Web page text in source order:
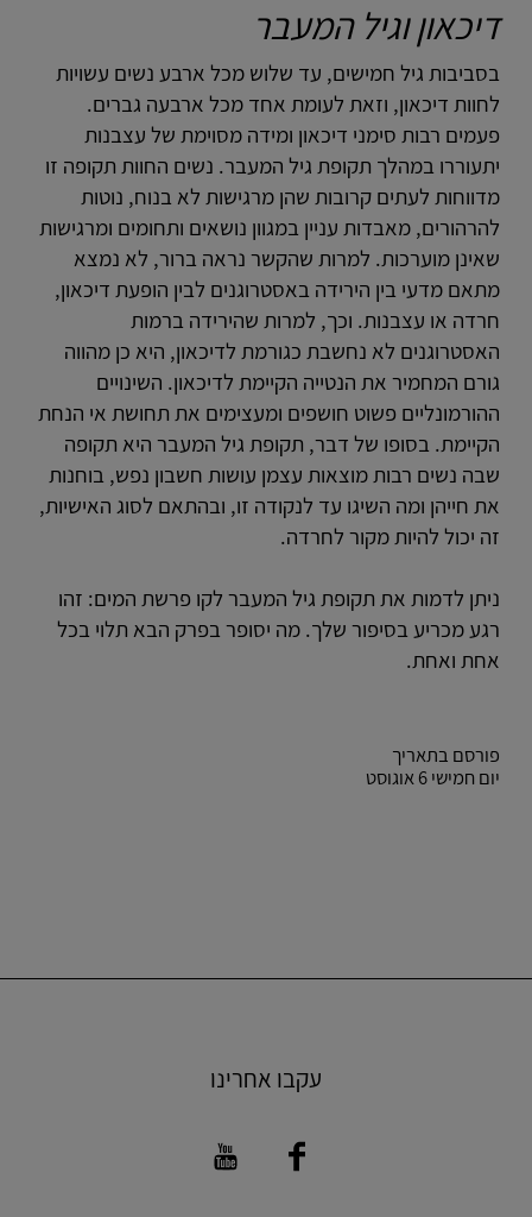
דיכאון וגיל המעבר
בסביבות גיל חמישים, עד שלוש מכל ארבע נשים עשויות
לחוות דיכאון, וזאת לעומת אחד מכל ארבעה גברים.
פעמים רבות סימני דיכאון ומידה מסוימת של עצבנות
יתעוררו במהלך תקופת גיל המעבר. נשים החוות תקופה זו
מדווחות לעתים קרובות שהן מרגישות לא בנוח, נוטות
להרהורים, מאבדות עניין במגוון נושאים ותחומים ומרגישות
שאינן מוערכות. למרות שהקשר נראה ברור, לא נמצא
מתאם מדעי בין הירידה באסטרוגנים לבין הופעת דיכאון,
חרדה או עצבנות. וכך, למרות שהירידה ברמות
האסטרוגנים לא נחשבת כגורמת לדיכאון, היא כן מהווה
גורם המחמיר את הנטייה הקיימת לדיכאון. השינויים
ההורמונליים פשוט חושפים ומעצימים את תחושת אי הנחת
הקיימת. בסופו של דבר, תקופת גיל המעבר היא תקופה
שבה נשים רבות מוצאות עצמן עושות חשבון נפש, בוחנות
את חייהן ומה השיגו עד לנקודה זו, ובהתאם לסוג האישיות,
זה יכול להיות מקור לחרדה.
ניתן לדמות את תקופת גיל המעבר לקו פרשת המים: זהו
רגע מכריע בסיפור שלך. מה יסופר בפרק הבא תלוי בכל
אחת ואחת.
פורסם בתאריך
יום חמישי 6 אוגוסט
עקבו אחרינו